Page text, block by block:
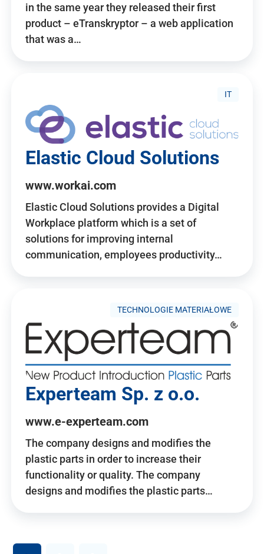
in the same year they released their first
product – eTranskryptor – a web application
that was a…
IT
Elastic Cloud Solutions
www.workai.com
Elastic Cloud Solutions provides a Digital
Workplace platform which is a set of
solutions for improving internal
communication, employees productivity…
TECHNOLOGIE MATERIAŁOWE
Experteam Sp. z o.o.
www.e-experteam.com
The company designs and modifies the
plastic parts in order to increase their
functionality or quality. The company
designs and modifies the plastic parts…